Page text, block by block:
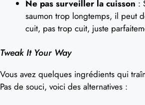
Ne pas surveiller la cuisson :
saumon trop longtemps, il peut
cuit, pas trop cuit, juste
Tweak It Your Way
Vous avez quelques ingrédients qui
Pas de souci, voici des alternatives :